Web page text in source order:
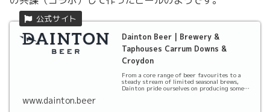
Dainton Beer | Brewery &
Taphouses Carrum Downs &
Croydon
From a core range of beer favourites to a
steady stream of limited seasonal brews,
Dainton pride ourselves on producing some
www.dainton.beer